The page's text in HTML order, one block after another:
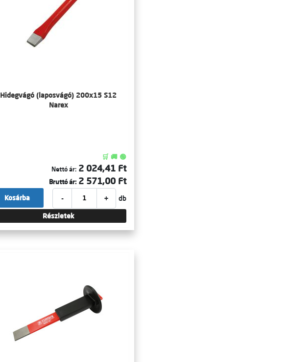
Hidegvágó (laposvágó) 200x15 S12
Narex
🛒 🚚 🟢
Nettó ár: 2 024,41 Ft
Bruttó ár: 2 571,00 Ft
- + db
Kosárba
Részletek